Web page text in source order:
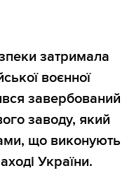
затримала
воєнної
завербований
заводу, який
що виконують
України.